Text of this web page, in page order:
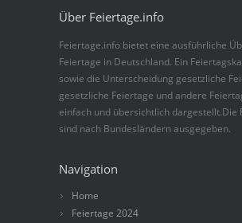
Über Feiertage.info
Feiertage.info bietet eine ausführliche
Feiertage in Deutschland. Ein
sowie die Unterscheidung gesetzliche
gesetzliche Feiertage und andere
einfach und übersichtlich dargestellt.Die
sind nach Bundesländern ausgegeben.
Navigation
Home
Feiertage 2024